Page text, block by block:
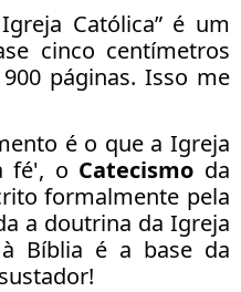
Católica” é um
cinco centímetros
páginas. Isso me
é o que a Igreja
fé', o Catecismo da
formalmente pela
a doutrina da Igreja
Bíblia é a base da